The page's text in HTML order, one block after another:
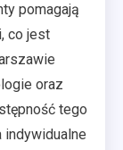
pomagają
co jest
oraz
tego
indywidualne